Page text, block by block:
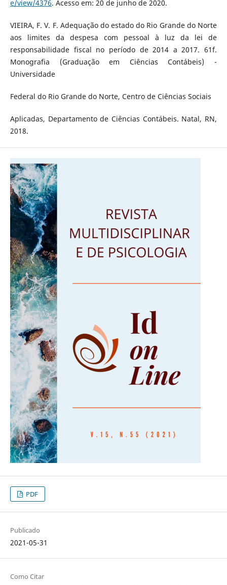
e/view/4376. Acesso em: 20 de junho de 2020.
VIEIRA, F. V. F. Adequação do estado do Rio Grande do Norte
aos limites da despesa com pessoal à luz da lei de
responsabilidade fiscal no período de 2014 a 2017. 61f.
Monografia (Graduação em Ciências Contábeis) -
Universidade
Federal do Rio Grande do Norte, Centro de Ciências Sociais
Aplicadas, Departamento de Ciências Contábeis. Natal, RN,
2018.
PDF
Publicado
2021-05-31
Como Citar